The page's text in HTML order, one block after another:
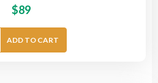
$89
ADD TO CART